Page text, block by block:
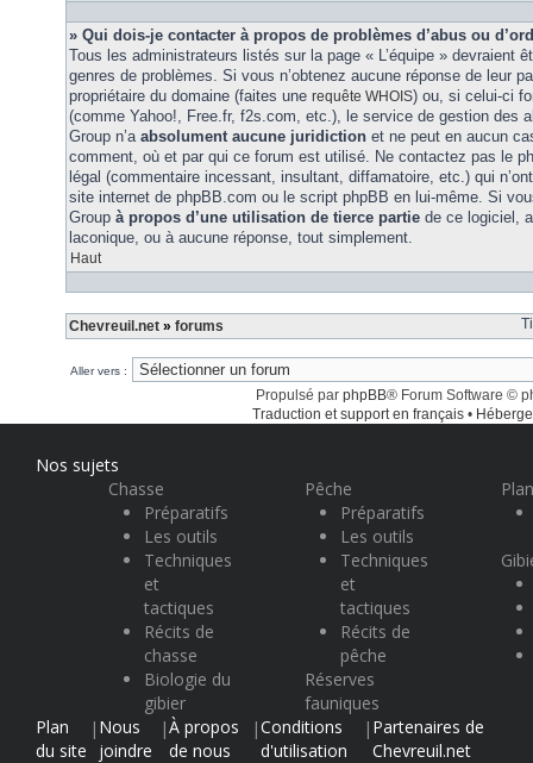
» Qui dois-je contacter à propos de problèmes d’abus ou
Tous les administrateurs listés sur la page « L’équipe » devraient
genres de problèmes. Si vous n’obtenez aucune réponse de leur
propriétaire du domaine (faites une requête WHOIS) ou, si celui-ci
(comme Yahoo!, Free.fr, f2s.com, etc.), le service de gestion des
Group n’a absolument aucune juridiction et ne peut en aucun
comment, où et par qui ce forum est utilisé. Ne contactez pas le
légal (commentaire incessant, insultant, diffamatoire, etc.) qui
site internet de phpBB.com ou le script phpBB en lui-même. Si
Group à propos d’une utilisation de tierce partie de ce logiciel,
laconique, ou à aucune réponse, tout simplement.
Haut
Chevreuil.net » forums
Aller vers :
Propulsé par phpBB® Forum Software ©
Traduction et support en français •
Nos sujets
Chasse
Préparatifs
Les outils
Techniques
et
tactiques
Récits de
chasse
Biologie du
gibier
Pêche
Préparatifs
Les outils
Techniques
et
tactiques
Récits de
pêche
Réserves
fauniques
Plan
du site
| Nous
joindre
|À propos
de nous
|Conditions
d'utilisation
| Partenaires de
Chevreuil.net